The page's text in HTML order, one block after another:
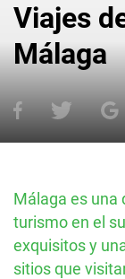
Viajes
Málaga
Málaga es una
turismo en el
exquisitos y
sitios que